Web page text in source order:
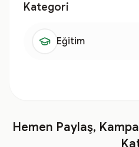
Kategori
Eğitim
Hemen Paylaş,